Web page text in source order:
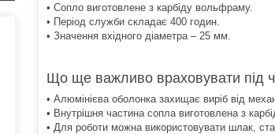
• Сопло виготовлене з карбіду вольфраму.
• Період служби складає 400 годин.
• Значення вхідного діаметра – 25 мм.
Що ще важливо враховувати під
• Алюмінієва оболонка захищає виріб від
• Внутрішня частина сопла виготовлена з
• Для роботи можна використовувати шлак,